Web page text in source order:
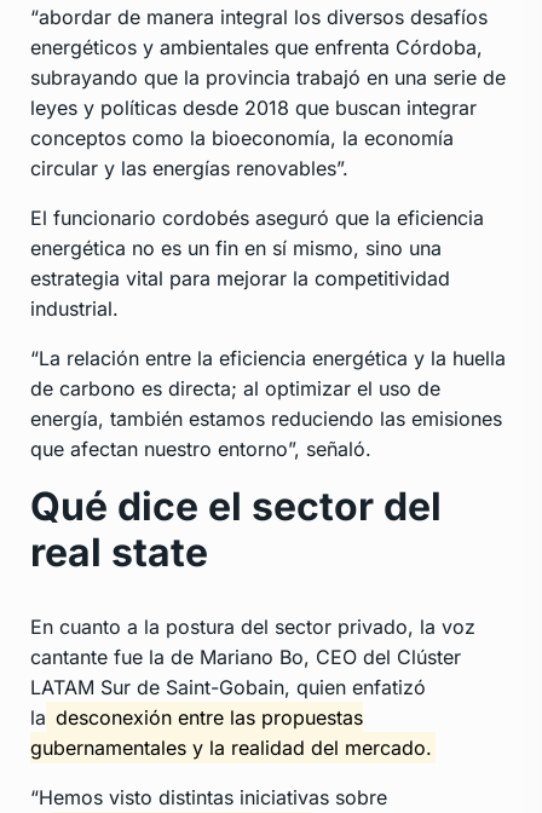
“abordar de manera integral los diversos desafíos
energéticos y ambientales que enfrenta Córdoba,
subrayando que la provincia trabajó en una serie de
leyes y políticas desde 2018 que buscan integrar
conceptos como la bioeconomía, la economía
circular y las energías renovables”.
El funcionario cordobés aseguró que la eficiencia
energética no es un fin en sí mismo, sino una
estrategia vital para mejorar la competitividad
industrial.
“La relación entre la eficiencia energética y la huella
de carbono es directa; al optimizar el uso de
energía, también estamos reduciendo las emisiones
que afectan nuestro entorno”, señaló.
Qué dice el sector del
real state
En cuanto a la postura del sector privado, la voz
cantante fue la de Mariano Bo, CEO del Clúster
LATAM Sur de Saint-Gobain, quien enfatizó
la desconexión entre las propuestas
gubernamentales y la realidad del mercado.
“Hemos visto distintas iniciativas sobre